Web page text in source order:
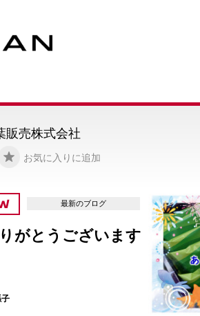
お気に入りに追加
販売株式会社
最新のブログ
がとうございます